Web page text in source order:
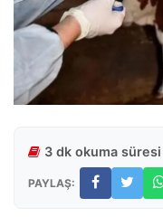
3 dk okuma süresi
PAYLAŞ: